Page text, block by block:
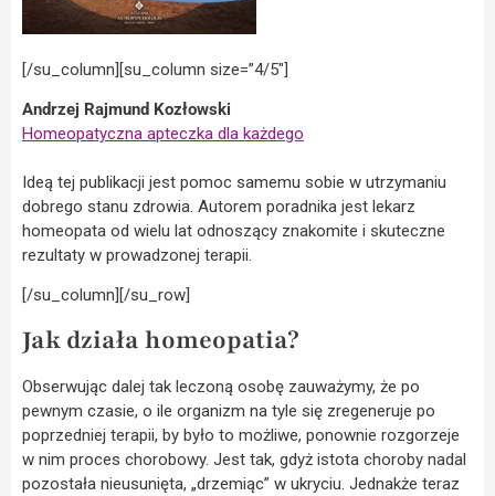
[/su_column][su_column size=”4/5″]
Andrzej Rajmund Kozłowski
Homeopatyczna apteczka dla każdego
Ideą tej publikacji jest pomoc samemu sobie w utrzymaniu
dobrego stanu zdrowia. Autorem poradnika jest lekarz
homeopata od wielu lat odnoszący znakomite i skuteczne
rezultaty w prowadzonej terapii.
[/su_column][/su_row]
Jak działa homeopatia?
Obserwując dalej tak leczoną osobę zauważymy, że po
pewnym czasie, o ile organizm na tyle się zregeneruje po
poprzedniej terapii, by było to możliwe, ponownie rozgorzeje
w nim proces chorobowy. Jest tak, gdyż istota choroby nadal
pozostała nieusunięta, „drzemiąc” w ukryciu. Jednakże teraz